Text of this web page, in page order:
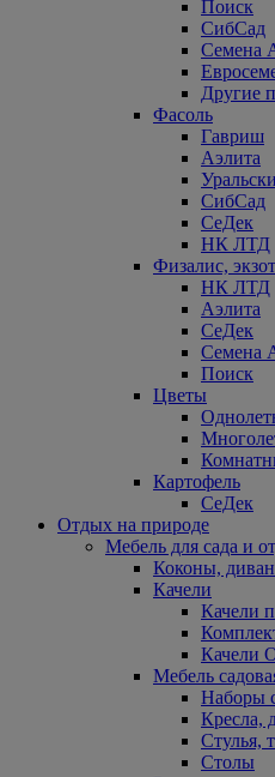
Поиск
СибСад
Семена
Другие
Фасоль
Гавриш
Аэлита
СибСад
СеДек
НК ЛТД
Физалис,
НК ЛТД
Аэлита
СеДек
Семена
Поиск
Цветы
Картофель
СеДек
Отдых на природе
Мебель для сада и
Коконы,
Качели
Качели
Качели
Мебель
Наборы
Кресла,
Стулья,
Столы